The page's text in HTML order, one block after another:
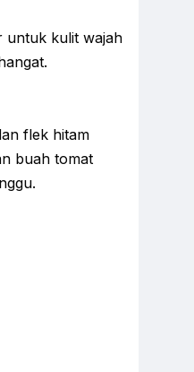
untuk kulit wajah
flek hitam
buah tomat